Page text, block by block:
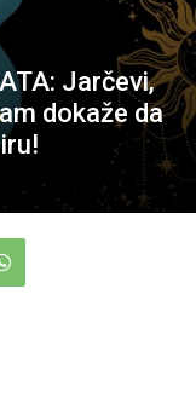
Jarčevi,
dokaže da